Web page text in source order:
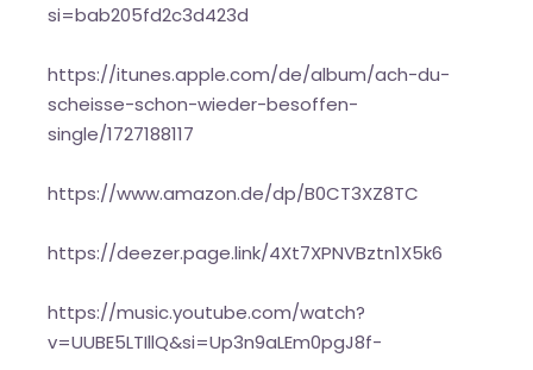
si=bab205fd2c3d423d
https://itunes.apple.com/de/album/ach-du-
scheisse-schon-wieder-besoffen-
single/1727188117
https://www.amazon.de/dp/B0CT3XZ8TC
https://deezer.page.link/4Xt7XPNVBztn1X5k6
https://music.youtube.com/watch?
v=UUBE5LTIllQ&si=Up3n9aLEm0pgJ8f-